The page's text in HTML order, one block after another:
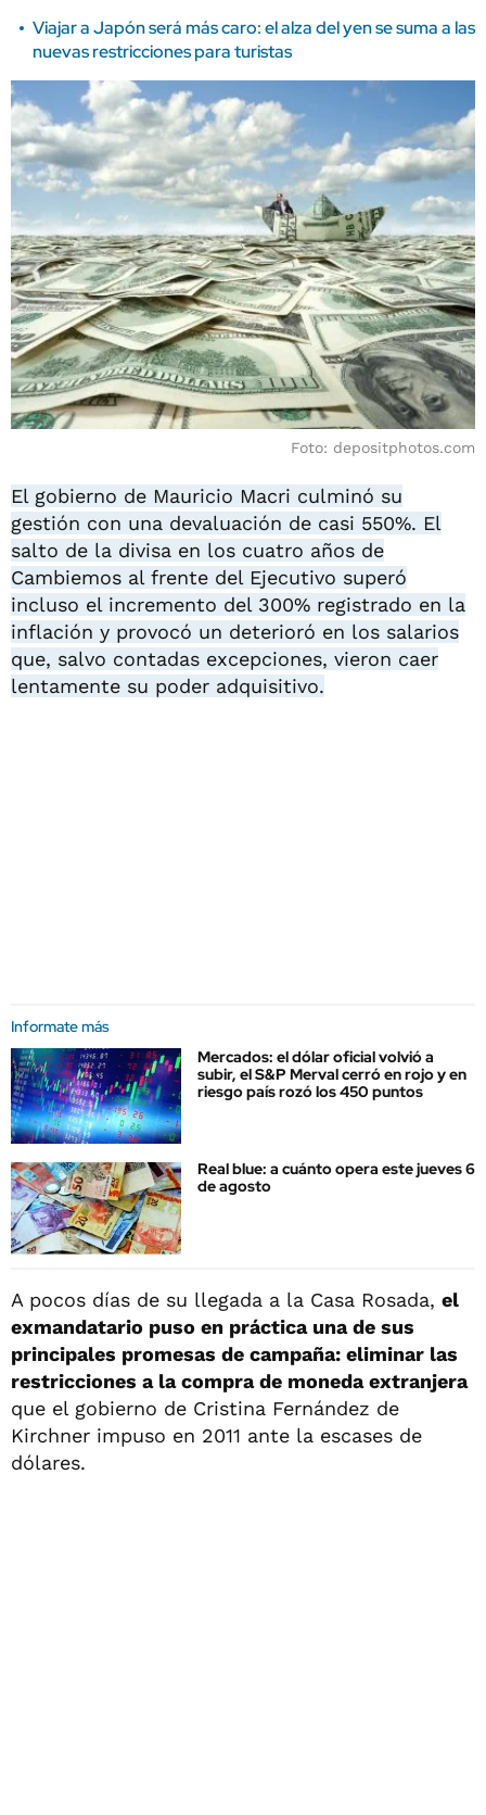
Viajar a Japón será más caro: el alza del yen se suma a las
nuevas restricciones para turistas
Foto: depositphotos.com
El gobierno de Mauricio Macri culminó su
gestión con una devaluación de casi 550%. El
salto de la divisa en los cuatro años de
Cambiemos al frente del Ejecutivo superó
incluso el incremento del 300% registrado en la
inflación y provocó un deterioró en los salarios
que, salvo contadas excepciones, vieron caer
lentamente su poder adquisitivo.
Informate más
Mercados: el dólar oficial volvió a
subir, el S&P Merval cerró en rojo y en
riesgo país rozó los 450 puntos
Real blue: a cuánto opera este jueves 6
de agosto
A pocos días de su llegada a la Casa Rosada, el
exmandatario puso en práctica una de sus
principales promesas de campaña: eliminar las
restricciones a la compra de moneda extranjera
que el gobierno de Cristina Fernández de
Kirchner impuso en 2011 ante la escases de
dólares.